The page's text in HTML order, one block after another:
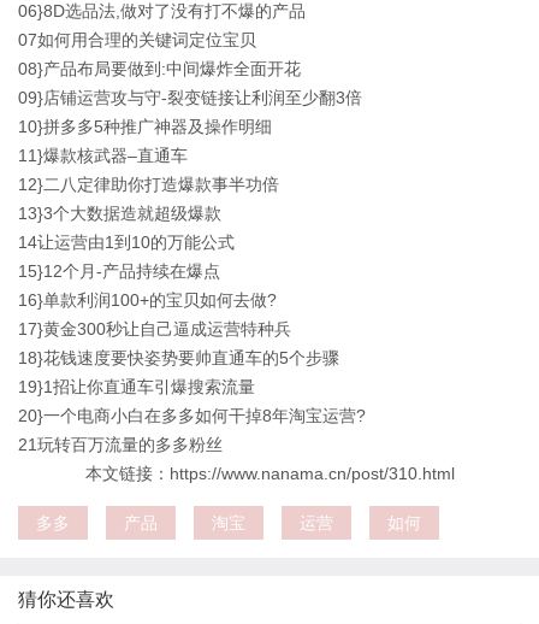
06}8D选品法,做对了没有打不爆的产品
07如何用合理的关键词定位宝贝
08}产品布局要做到:中间爆炸全面开花
09}店铺运营攻与守-裂变链接让利润至少翻3倍
10}拼多多5种推广神器及操作明细
11}爆款核武器–直通车
12}二八定律助你打造爆款事半功倍
13}3个大数据造就超级爆款
14让运营由1到10的万能公式
15}12个月-产品持续在爆点
16}单款利润100+的宝贝如何去做?
17}黄金300秒让自己逼成运营特种兵
18}花钱速度要快姿势要帅直通车的5个步骤
19}1招让你直通车引爆搜索流量
20}一个电商小白在多多如何干掉8年淘宝运营?
21玩转百万流量的多多粉丝
本文链接：https://www.nanama.cn/post/310.html
多多 产品 淘宝 运营 如何
猜你还喜欢